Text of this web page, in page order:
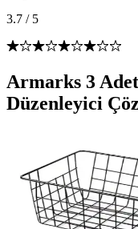
3.7 / 5
Armarks 3
Düzenleyici